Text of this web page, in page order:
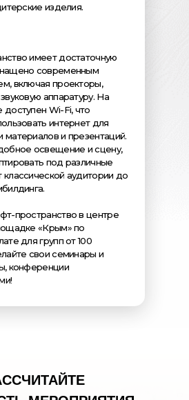
изделия.
имеет достаточную
современным
включая проекторы,
аппаратуру. На
Wi-Fi, что
интернет для
материалов и презентаций.
освещение и сцену,
под различные
аудитории до
пространство в центре
«Крым» по
для групп от 100
свои семинары и
конференции